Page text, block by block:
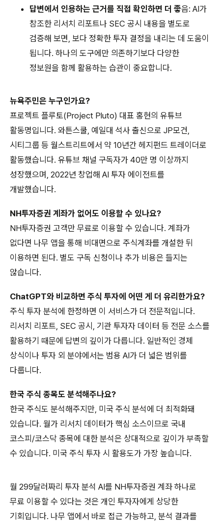
답변에서 인용하는 근거를 직접 확인하면 더 좋음: AI가
참조한 리서치 리포트나 SEC 공시 내용을 별도로
검증해 보면, 보다 정확한 투자 결정을 내리는 데 도움이
됩니다. 하나의 도구에만 의존하기보다 다양한
정보원을 함께 활용하는 습관이 중요합니다.
뉴욕주민은 누구인가요?
프로젝트 플루토(Project Pluto) 대표 홍현의 유튜브
활동명입니다. 와튼스쿨, 예일대 석사 출신으로 JP모건,
시티그룹 등 월스트리트에서 약 10년간 헤지펀드 트레이더로
활동했습니다. 유튜브 채널 구독자가 40만 명 이상까지
성장했으며, 2022년 창업해 AI 투자 에이전트를
개발했습니다.
NH투자증권 계좌가 없어도 이용할 수 있나요?
NH투자증권 고객만 무료로 이용할 수 있습니다. 계좌가
없다면 나무 앱을 통해 비대면으로 주식계좌를 개설한 뒤
이용하면 된다. 별도 구독 신청이나 추가 비용은 들지는
않습니다.
ChatGPT와 비교하면 주식 투자에 어떤 게 더 유리한가요?
주식 투자 분석에 한정하면 이 서비스가 더 전문적입니다.
리서치 리포트, SEC 공시, 기관 투자자 데이터 등 전문 소스를
활용하기 때문에 답변의 깊이가 다릅니다. 일반적인 경제
상식이나 투자 외 분야에서는 범용 AI가 더 넓은 범위를
다룹니다.
한국 주식 종목도 분석해주나요?
한국 주식도 분석해주지만, 미국 주식 분석에 더 최적화돼
있습니다. 월가 리서치 데이터가 핵심 소스이므로 국내
코스피/코스닥 종목에 대한 분석은 상대적으로 깊이가 부족할
수 있습니다. 미국 주식 투자 시 활용도가 가장 높습니다.
월 299달러짜리 투자 분석 AI를 NH투자증권 계좌 하나로
무료 이용할 수 있다는 것은 개인 투자자에게 상당한
기회입니다. 나무 앱에서 바로 접근 가능하고, 분석 결과를